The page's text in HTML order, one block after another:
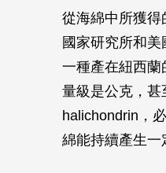
從海綿中所獲
國家研究所和美
一種產在紐西
量級是公克，甚
halichondrin，
綿能持續產生一